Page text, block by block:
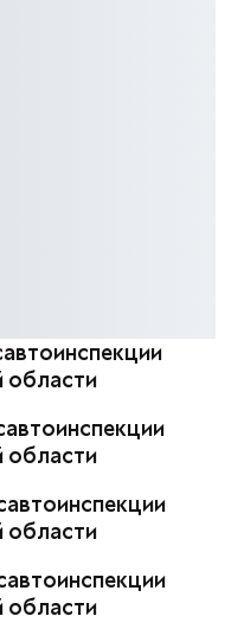
области
области
области
области